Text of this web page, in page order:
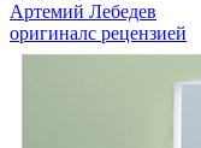
Артемий Лебедев
оригиналс рецензией